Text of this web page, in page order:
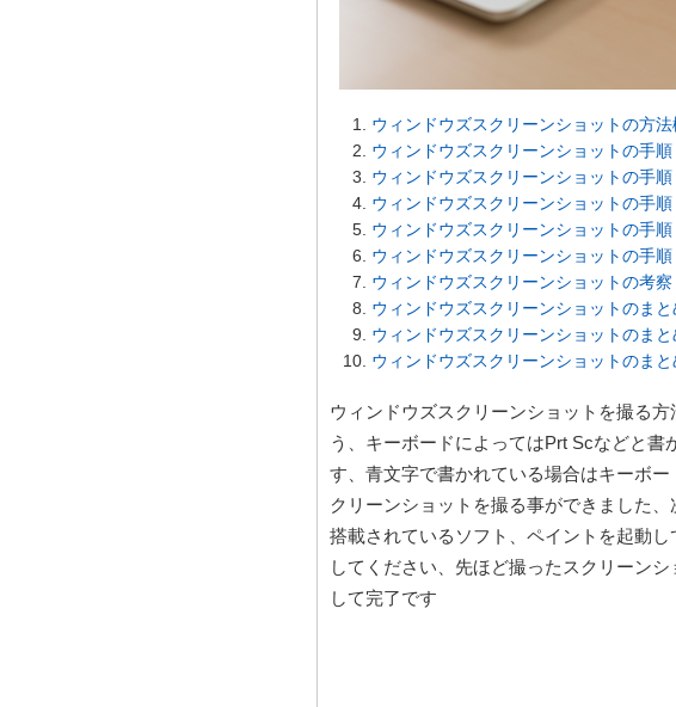
ウィンドウズスクリーンショットの方法
ウィンドウズスクリーンショットの手順
ウィンドウズスクリーンショットの手
ウィンドウズスクリーンショットの手
ウィンドウズスクリーンショットの手
ウィンドウズスクリーンショットの手
ウィンドウズスクリーンショットの考察
ウィンドウズスクリーンショットのまと
ウィンドウズスクリーンショットのまと
ウィンドウズスクリーンショットのまと
ウィンドウズスクリーンショットを撮る
う、キーボードによってはPrt Scなどと
す、青文字で書かれている場合はキーボ
クリーンショットを撮る事ができました
搭載されているソフト、ペイントを起動
してください、先ほど撮ったスクリーン
して完了です